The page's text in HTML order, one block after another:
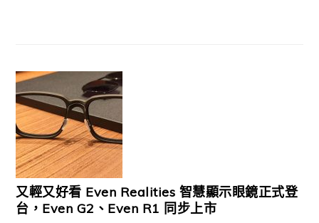
又輕又好看 Even Realities 智慧顯示眼鏡正式登
台，Even G2、Even R1 同步上市